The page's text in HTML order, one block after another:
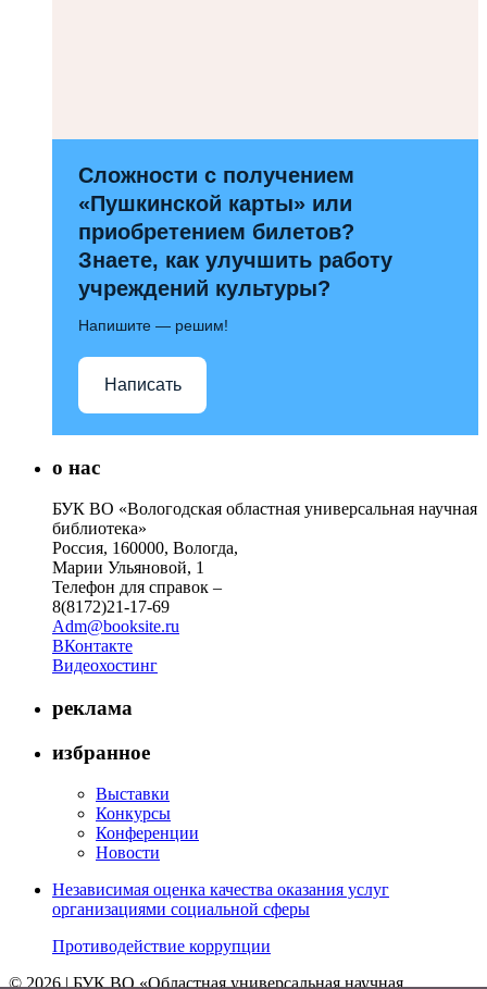
Сложности с получением
«Пушкинской карты» или
приобретением билетов?
Знаете, как улучшить работу
учреждений культуры?
Напишите — решим!
Написать
о нас
БУК ВО «Вологодская областная универсальная научная
библиотека»
Россия, 160000, Вологда,
Марии Ульяновой, 1
Телефон для справок –
8(8172)21-17-69
Adm@booksite.ru
ВКонтакте
Видеохостинг
реклама
избранное
Выставки
Конкурсы
Конференции
Новости
Независимая оценка качества оказания услуг
организациями социальной сферы
Противодействие коррупции
© 2026 | БУК ВО «Областная универсальная научная